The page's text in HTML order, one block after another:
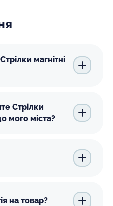
магнітні
Стрілки
мого міста?
на товар?